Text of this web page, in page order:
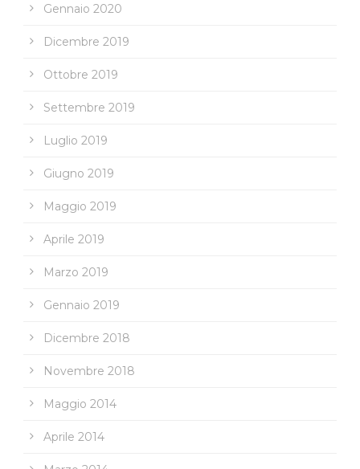
Gennaio 2020
Dicembre 2019
Ottobre 2019
Settembre 2019
Luglio 2019
Giugno 2019
Maggio 2019
Aprile 2019
Marzo 2019
Gennaio 2019
Dicembre 2018
Novembre 2018
Maggio 2014
Aprile 2014